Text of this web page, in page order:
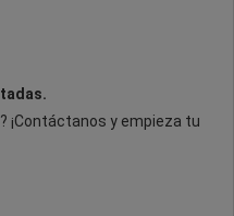
¡Contáctanos y empieza tu